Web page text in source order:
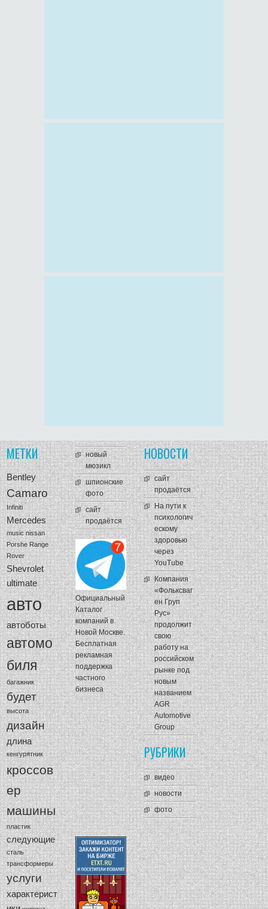
МЕТКИ
Bentley
Camaro
Infiniti
Mercedes
music nissan
Porshe Range
Rover
Shevrolet
ultimate
авто
автоботы
автомо
биля
багажник
будет
высота
дизайн
длина
кенгурятник
кроссов
ер
машины
пластик
следующие
сталь
трансформеры
услуги
характерист
новый
мюзикл
шпионские
фото
сайт
продаётся
Официальный
Каталог
компаний в
Новой Москве.
Бесплатная
рекламная
поддержка
частного
бизнеса
НОВОСТИ
сайт
продаётся
На пути к
психологич
ескому
здоровью
через
YouTube
Компания
«Фольксваг
ен Груп
Рус»
продолжит
свою
работу на
российском
рынке под
новым
названием
AGR
Automotive
Group
РУБРИКИ
видео
новости
фото